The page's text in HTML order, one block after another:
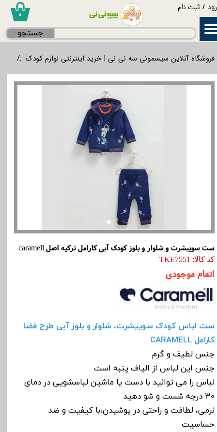
/ ثبت نام
حساب کاربری من
۰
جستجو
فروشگاه آنلاین سیسمونی سه نی نی | خرید اینترنتی لوازم کودک
ست سوییشرت و شلوار و بلوز کودک آبی کارامل ترکیه اصل caramell
کد کالا: TKE7551
اتمام موجودی
ست لباس کودک سوییشرت، شلوار و بلوز آبی طرح فضا
کارامل CARAMELL
جنس لطیف و گرم
جنس این لباس از الیاف پنبه است
لباس را می توانید با دست یا ماشین لباسشویی در دمای
30 درجه شست و شو دهید
نرمی، لطافت و راحتی در پوشیدن،با کیفیت و ضد
حساسیت